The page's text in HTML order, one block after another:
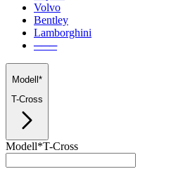
Volvo
Bentley
Lamborghini
───
Modell*
T-Cross
Modell*T-Cross